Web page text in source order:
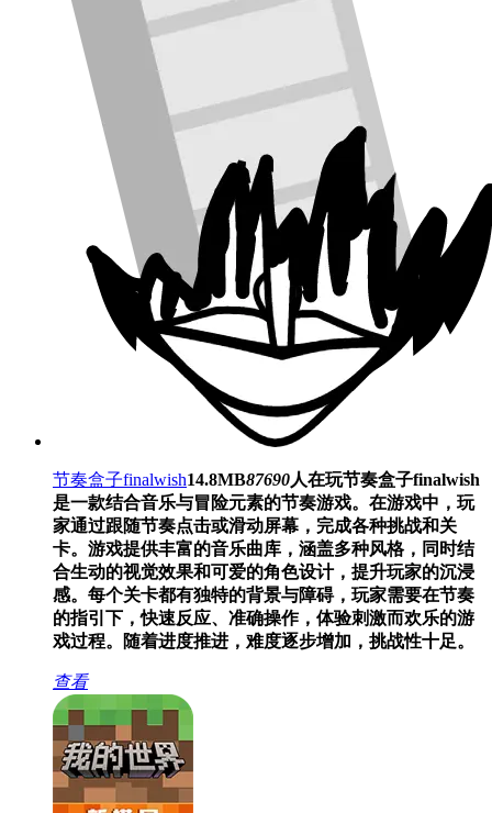
节奏盒子finalwish14.8MB87690人在玩节奏盒子finalwish
是一款结合音乐与冒险元素的节奏游戏。在游戏中，玩
家通过跟随节奏点击或滑动屏幕，完成各种挑战和关
卡。游戏提供丰富的音乐曲库，涵盖多种风格，同时结
合生动的视觉效果和可爱的角色设计，提升玩家的沉浸
感。每个关卡都有独特的背景与障碍，玩家需要在节奏
的指引下，快速反应、准确操作，体验刺激而欢乐的游
戏过程。随着进度推进，难度逐步增加，挑战性十足。
查看